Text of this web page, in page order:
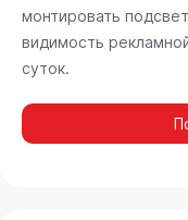
монтировать
видимость
суток.